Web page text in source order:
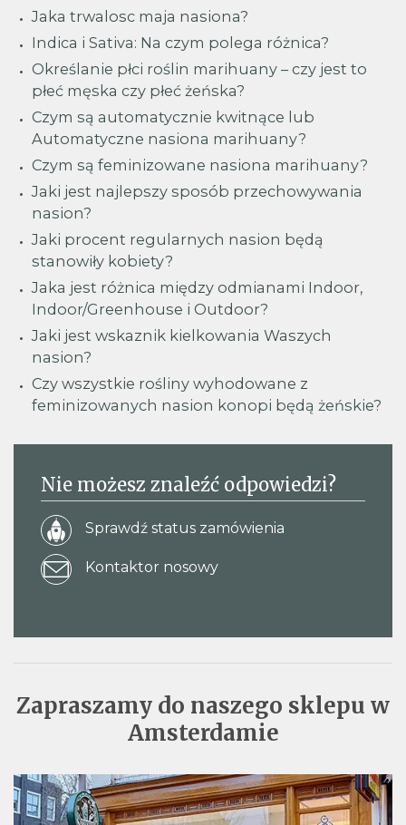
Jaka trwalosc maja nasiona?
Indica i Sativa: Na czym polega różnica?
Określanie płci roślin marihuany – czy jest to
płeć męska czy płeć żeńska?
Czym są automatycznie kwitnące lub
Automatyczne nasiona marihuany?
Czym są feminizowane nasiona marihuany?
Jaki jest najlepszy sposób przechowywania
nasion?
Jaki procent regularnych nasion będą
stanowiły kobiety?
Jaka jest różnica między odmianami Indoor,
Indoor/Greenhouse i Outdoor?
Jaki jest wskaznik kielkowania Waszych
nasion?
Czy wszystkie rośliny wyhodowane z
feminizowanych nasion konopi będą żeńskie?
Nie możesz znaleźć odpowiedzi?
Sprawdź status zamówienia
Kontaktor nosowy
Zapraszamy do naszego sklepu w
Amsterdamie